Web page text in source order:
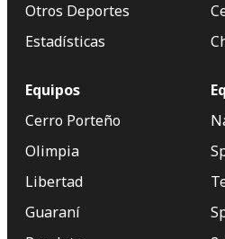
Otros Deportes
Estadísticas
Equipos
Cerro Porteño
Olimpia
Libertad
Guaraní